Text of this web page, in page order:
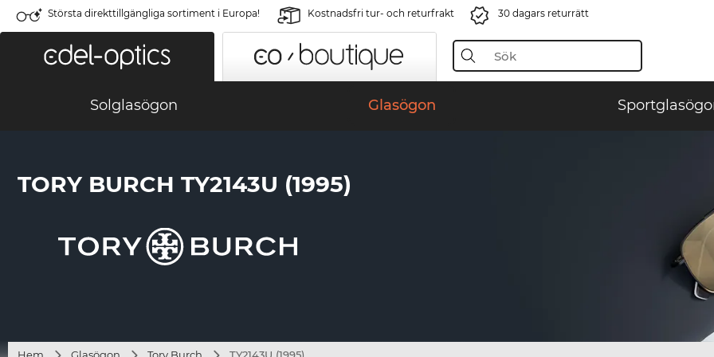
Största direkttillgängliga sortiment i Europa! Kostnadsfri tur- och returfrakt 30 dagars returrätt
Solglasögon Glasögon
TORY BURCH TY2143U (1995)